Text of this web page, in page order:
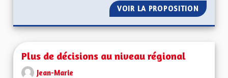
VOIR LA PROPOSITION
Plus de décisions au niveau régional
Jean-Marie